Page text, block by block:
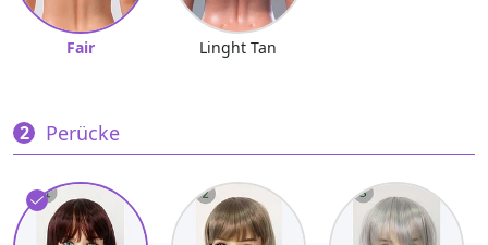
Fair Linght Tan
Perücke